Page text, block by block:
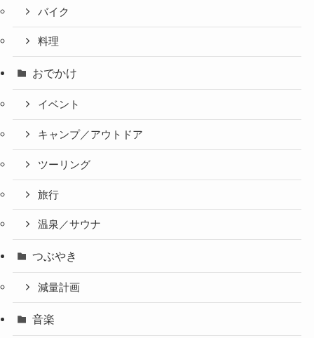
バイク
料理
おでかけ
イベント
キャンプ／アウトドア
ツーリング
旅行
温泉／サウナ
つぶやき
減量計画
音楽